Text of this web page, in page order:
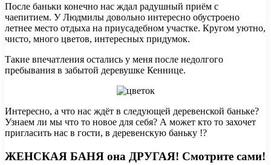
После баньки конечно нас ждал радушный приём с
чаепитием. У Людмилы довольно интересно обустроено
летнее место отдыха на приусадебном участке. Кругом уютно,
чисто, много цветов, интересных придумок.
Такие впечатления остались у меня после недолгого
пребывания в забытой деревушке Кеннице.
Интересно, а что нас ждёт в следующей деревенской баньке?
Узнаем ли мы что то новое для себя? А может кто то захочет
пригласить нас в гости, в деревенскую баньку !?
ЖЕНСКАЯ БАНЯ она ДРУГАЯ! Смотрите сами!